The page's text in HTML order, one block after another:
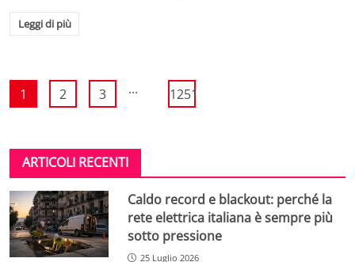
Leggi di più
1 2 3 ... 1251
ARTICOLI RECENTI
Caldo record e blackout: perché la
rete elettrica italiana è sempre più
sotto pressione
25 Luglio 2026